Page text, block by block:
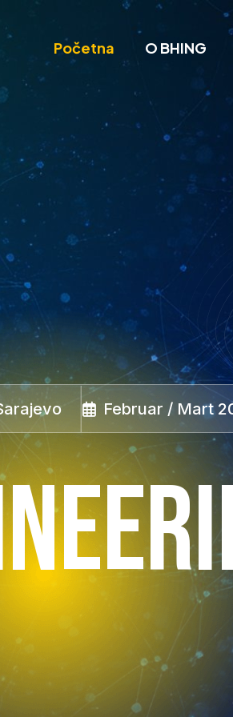
Početna O BHING
Februar / Mart